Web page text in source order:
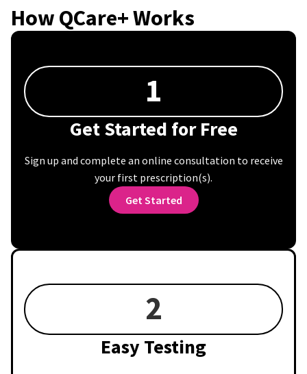
How QCare+ Works
1
Get Started for Free
Sign up and complete an online consultation to receive
your first prescription(s).
Get Started
2
Easy Testing